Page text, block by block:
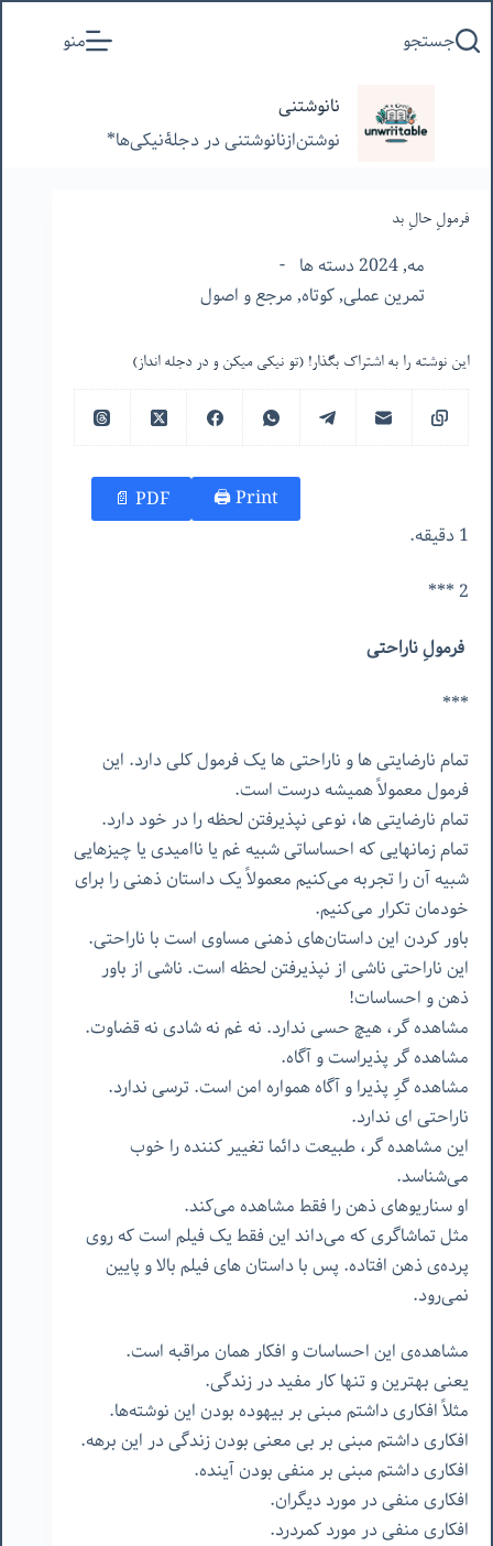
به
جستجو منو
نانوشتنی
نوشتن‌از‌نانوشتنی‌ در‌ دجلۀنیکی‌ها*
فرمولِ حالِ بد
مه, 2024 دسته ها
تمرین عملی,کوتاه,مرجع و اصول
این نوشته را به اشتراک بگذار! (تو نیکی میکن و در دجله انداز)
Print 🖨
PDF 📄
1 دقیقه.
2 ***
فرمولِ ناراحتی
***
تمام نارضایتی ها و ناراحتی ها یک فرمول کلی دارد. این
فرمول معمولاً همیشه درست است.
تمام نارضایتی ها، نوعی نپذیرفتن لحظه را در خود دارد.
تمام زمانهایی که احساساتی شبیه غم یا ناامیدی یا چیزهایی
شبیه آن را تجربه می‌کنیم معمولاً یک داستان ذهنی را برای
خودمان تکرار می‌کنیم.
باور کردن این داستان‌های ذهنی مساوی است با ناراحتی.
این ناراحتی ناشی از نپذیرفتن لحظه است. ناشی از باور
ذهن و احساسات!
مشاهده گر، هیچ حسی ندارد. نه غم نه شادی نه قضاوت.
مشاهده گر پذیراست و آگاه.
مشاهده گرِ پذیرا و آگاه همواره امن است. ترسی ندارد.
ناراحتی ای ندارد.
این مشاهده گر، طبیعت دائما تغییر کننده را خوب
می‌شناسد.
او سناریوهای ذهن را فقط مشاهده می‌کند.
مثل تماشاگری که می‌داند این فقط یک فیلم است که روی
پرده‌ی ذهن افتاده. پس با داستان های فیلم بالا و پایین
نمی‌رود.
مشاهده‌ی این احساسات و افکار همان مراقبه است.
یعنی بهترین و تنها کار مفید در زندگی.
مثلاً افکاری داشتم مبنی بر بیهوده بودن این نوشته‌ها.
افکاری داشتم مبنی بر بی معنی بودن زندگی در این برهه.
افکاری داشتم مبنی بر منفی بودن آینده.
افکاری منفی در مورد دیگران.
افکاری منفی در مورد کمردرد.